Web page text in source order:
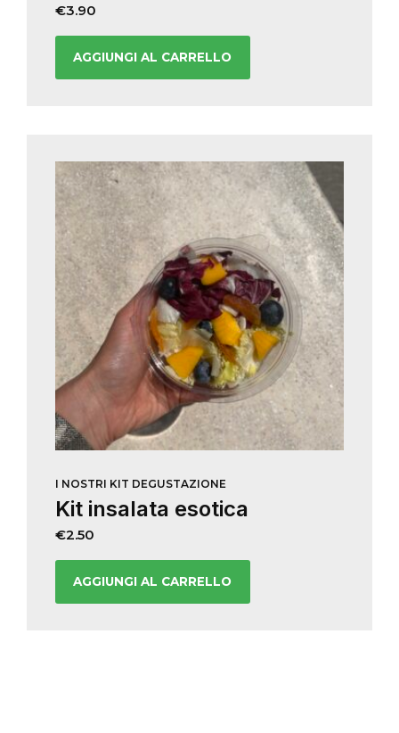
€3.90
AGGIUNGI AL CARRELLO
I NOSTRI KIT DEGUSTAZIONE
Kit insalata esotica
€2.50
AGGIUNGI AL CARRELLO